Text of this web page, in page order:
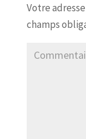
Votre
champs